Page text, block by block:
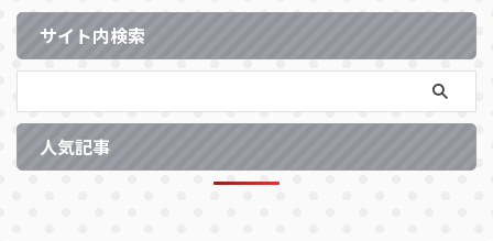
ーンタイムから寝る準備への切り
替えが難しいのは、子どもが好き
移るタイミングを見失ってしまう
になり、次の行動に移る準備が整
っていないためです。本記事で
は、この具体例をもとに、切り替
サイト内検索
人気記事